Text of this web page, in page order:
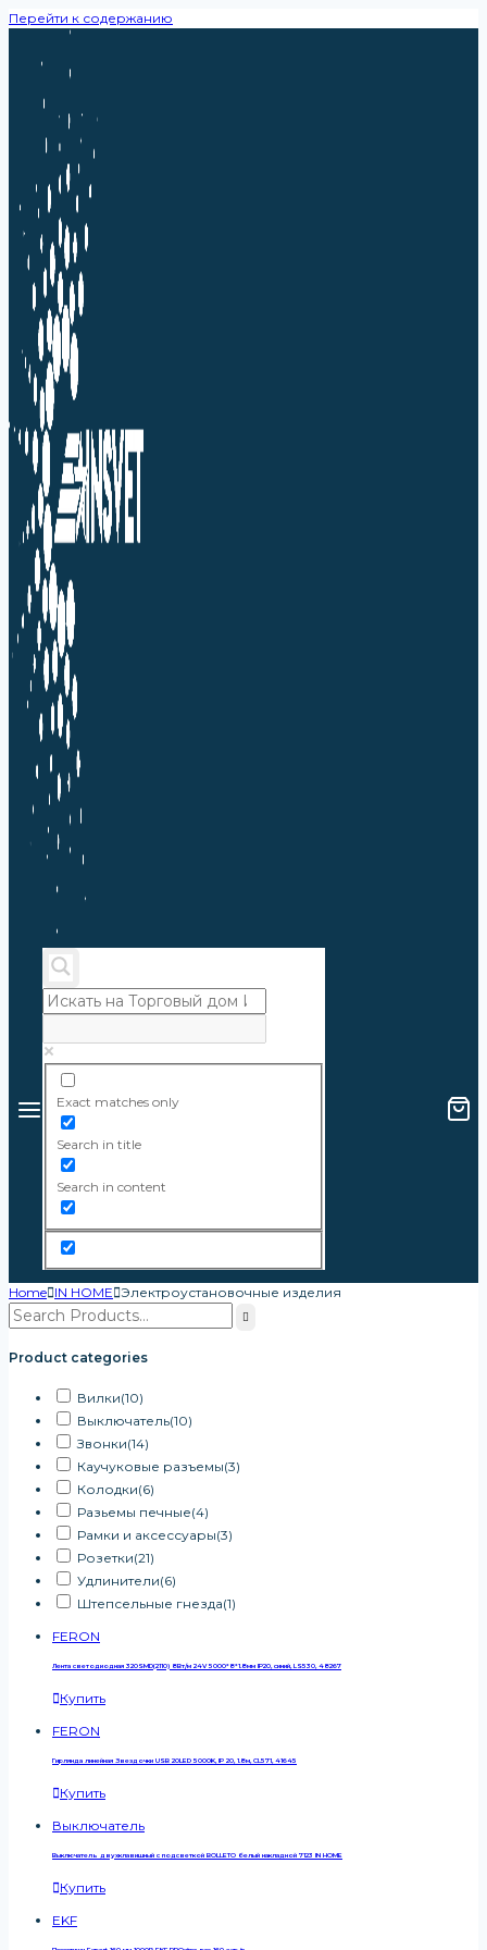
Перейти к содержанию
Exact matches only
Search in title
Search in content
Home IN HOME Электроустановочные изделия
Product categories
Вилки(10)
Выключатель(10)
Звонки(14)
Каучуковые разъемы(3)
Колодки(6)
Разьемы печные(4)
Рамки и аксессуары(3)
Розетки(21)
Удлинители(6)
Штепсельные гнезда(1)
FERON
Лента светодиодная 320SMD(2110) 8Вт/м 24V 5000*8*1.8мм IP20, синий, LS530, 48267
Купить
FERON
Гирлянда линейная Звездочки USB 20LED 5000K, IP 20, 1.8м, CL571, 41645
Купить
Выключатель
Выключатель двухклавишный с подсветкой BOLLETO белый накладной 7123 IN HOME
Купить
EKF